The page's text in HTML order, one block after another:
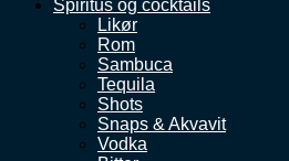
Spiritus og cocktails
Likør
Rom
Sambuca
Tequila
Shots
Snaps & Akvavit
Vodka